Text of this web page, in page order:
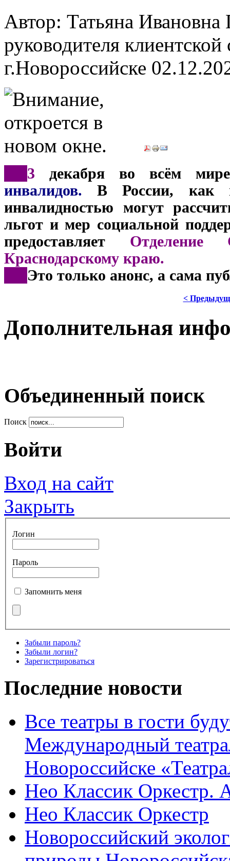
Автор: Татьяна
руководителя
г.Новороссийске
3 декабря во всём мире
инвалидов. В России, как
инвалидностью могут
льгот и мер социальной
предоставляет
Краснодарскому краю.
Это только анонс, а сама
<
Дополнительная
Объединенный поиск
Поиск
Войти
Вход на сайт
Закрыть
Логин
Пароль
Запомнить меня
Забыли пароль?
Забыли логин?
Зарегистрироваться
Последние новости
Все театры в гости
Международный
Новороссийске
Нео Классик Оркестр.
Нео Классик Оркестр
Новороссийский